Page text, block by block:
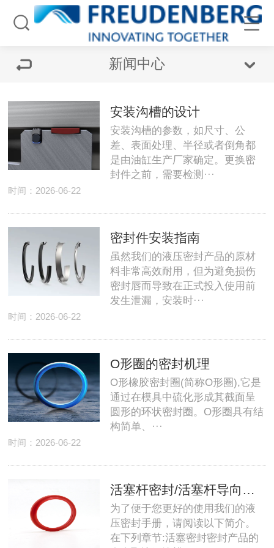
新闻中心
安装沟槽的设计
安装沟槽的参数，如尺寸、公
差、表面处理、半径或者倒角都
是由油缸生产厂家确定。更换密
封件之前，需要检测···
时间：2026-06-22
密封件安装指南
虽然我们的液压密封产品的原材
料非常高效耐用，但为避免损伤
密封唇而导致在正式投入使用前
发生泄漏，安装时···
时间：2026-06-22
O形圈的密封机理
O形橡胶密封圈(简称O形圈),它是
通过在模具中硫化形成其截面呈
圆形的环状密封圈。O形圈具有结
构简单、···
时间：2026-06-22
活塞杆密封/活塞杆导向环/防尘圈
为了便于您更好的使用我们的液
压密封手册，请阅读以下简介。
在下列章节:活塞密封密封产品的